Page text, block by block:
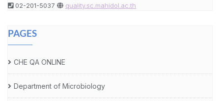
02-201-5037
quality.sc.mahidol.ac.th
PAGES
CHE QA ONLINE
Department of Microbiology